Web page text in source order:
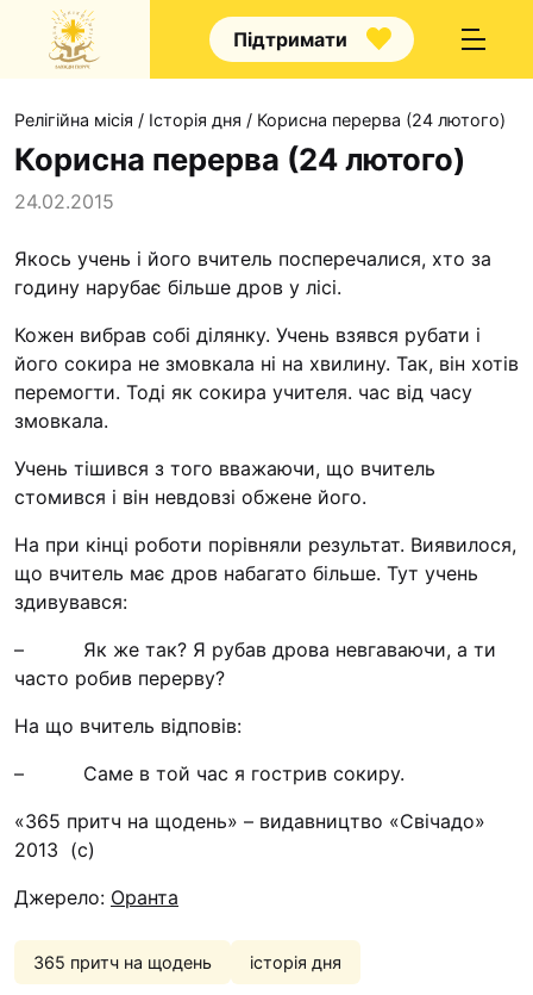
Підтримати
Капелани
Волонтерство
Наші напрямки праці
Наш покровитель
Проекти
Футбольна команда
Кулінарний гурток
“Капеланчики”
одна родина
“КОПА”
З рук в руки
Релігійна місія / Історія дня / Корисна перерва (24 лютого)
Корисна перерва (24 лютого)
24.02.2015
Якось учень і його вчитель посперечалися, хто за
годину нарубає більше дров у лісі.
Кожен вибрав собі ділянку. Учень взявся рубати і
його сокира не змовкала ні на хвилину. Так, він хотів
перемогти. Тоді як сокира учителя. час від часу
змовкала.
Учень тішився з того вважаючи, що вчитель
стомився і він невдовзі обжене його.
На при кінці роботи порівняли результат. Виявилося,
що вчитель має дров набагато більше. Тут учень
здивувався:
– Як же так? Я рубав дрова невгаваючи, а ти
часто робив перерву?
На що вчитель відповів:
– Саме в той час я гострив сокиру.
«365 притч на щодень» – видавництво «Свічадо»
2013 (с)
Джерело: Оранта
365 притч на щодень історія дня